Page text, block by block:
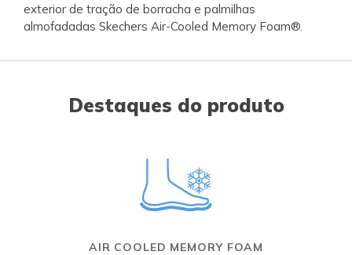
exterior de tração de borracha e palmilhas
almofadadas Skechers Air-Cooled Memory Foam®.
Destaques do produto
AIR COOLED MEMORY FOAM